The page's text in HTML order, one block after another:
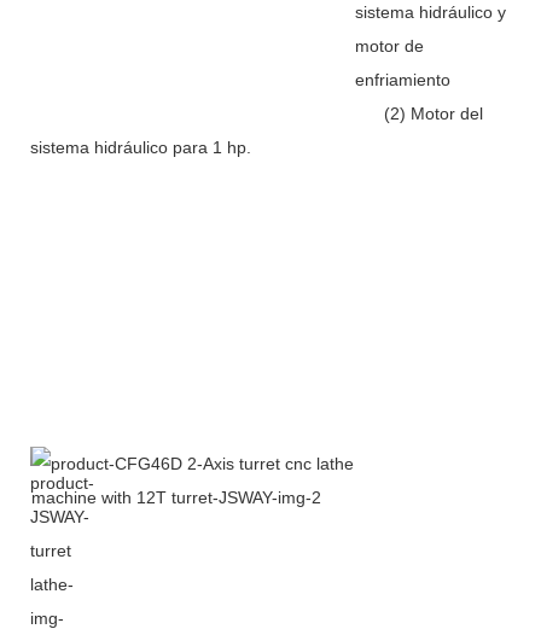
sistema hidráulico y
motor de
enfriamiento
(2) Motor del
sistema hidráulico para 1 hp.